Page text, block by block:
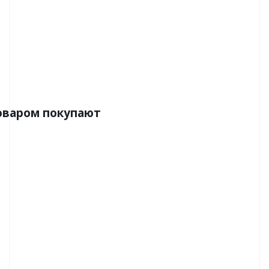
покупают